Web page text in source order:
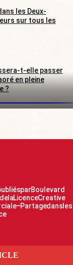
les Deux-
sur tous les
t-elle passer
en pleine
?
par Boulevard
la Licence Creative
– Partage dans les